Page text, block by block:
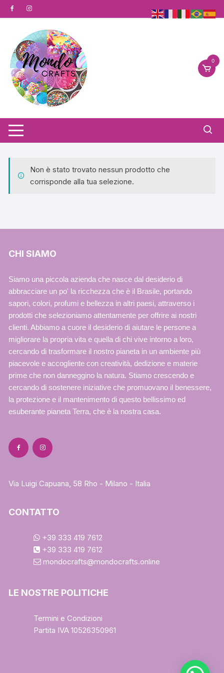
al
0
Non è stato trovato nessun prodotto che
corrisponde alla tua selezione.
CHI SIAMO
Siamo una piccola azienda che nasce dal desiderio di
abbracciare un po' la ricchezza che è il Brasile, portando
sapori, colori, profumi e bellezza in altri paesi, attraverso i
prodotti che selezioniamo attentamente per offrire ai nostri
clienti. Abbiamo a cuore il desiderio di aiutare le persone a
migliorare la propria vita e quella di chi vive intorno a loro,
cercando di trasformare il nostro pianeta in un ambiente più
piacevole e accogliente con creatività, dedizione e materie
prime che non danneggino la natura. Stiamo crescendo e
cercando di sostenere iniziative che promuovano il benessere,
la protezione e il mantenimento di questo bellissimo ed
esuberante pianeta Terra, che è la nostra casa.
Via Luigi Capuana, 58 Rho - Milano - Italia
CONTATTO
+39 333 419 7612
+39 333 419 7612
mondocrafts@mondocrafts.online
LE NOSTRE POLITICHE
Termini e Condizioni
Partita IVA 10526350961